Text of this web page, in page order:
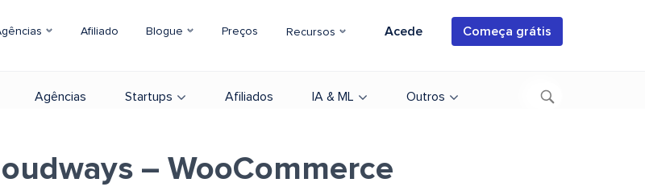
Afiliado Blogue Preços Recursos Acede Começa grátis
Agências Startups Afiliados IA & ML Outros
– WooCommerce